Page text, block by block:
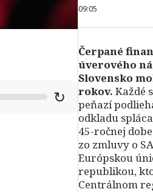
↻
09:05
Čerpané
úverového
Slovensko
rokov. Každé
peňazí
odkladu
45-ročnej
zo zmluvy o
Európskou
republikou,
Centrálnom